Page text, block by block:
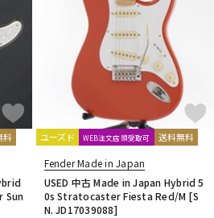
料
Sun
ユーズド WEB注文店頭受取可 送料無料
Fender Made in Japan
USED 中古 Made in Japan Hybrid 5
0s Stratocaster Fiesta Red/M [S
N. JD17039088]